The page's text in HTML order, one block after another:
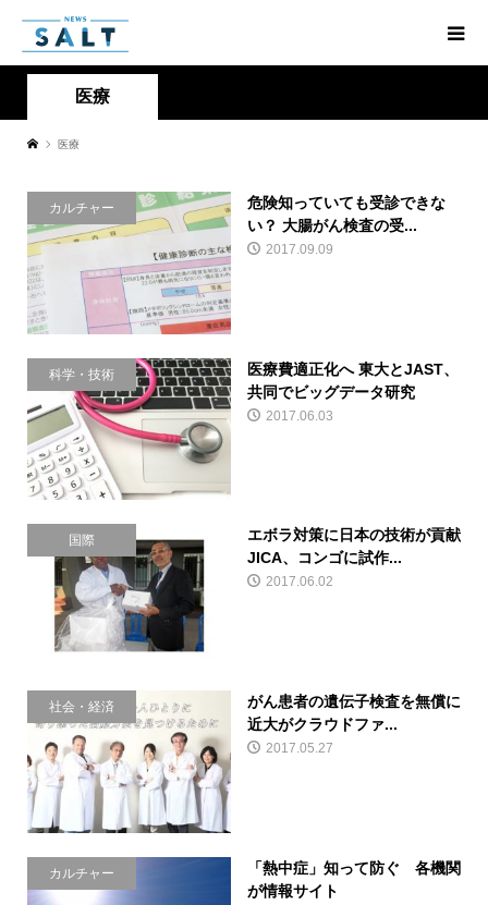
医療
医療
カルチャー
危険知っていても受診できな
い？ 大腸がん検査の受...
2017.09.09
科学・技術
医療費適正化へ 東大とJAST、
共同でビッグデータ研究
2017.06.03
国際
エボラ対策に日本の技術が貢献
JICA、コンゴに試作...
2017.06.02
社会・経済
がん患者の遺伝子検査を無償に
近大がクラウドファ...
2017.05.27
カルチャー
「熱中症」知って防ぐ 各機関
が情報サイト